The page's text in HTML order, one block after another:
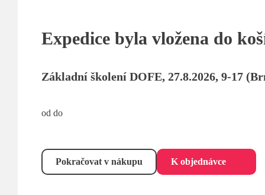
Expedice byla vložena do
Základní školení DOFE, 27.8.2026, 9-17
od do
Pokračovat v nákupu K objednávce